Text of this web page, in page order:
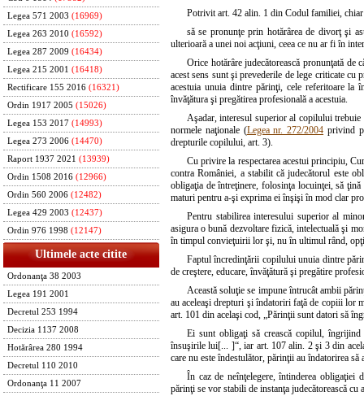
Legea 571 2003 (16969)
Legea 263 2010 (16592)
Legea 287 2009 (16434)
Legea 215 2001 (16418)
Rectificare 155 2016 (16321)
Ordin 1917 2005 (15026)
Legea 153 2017 (14993)
Legea 273 2006 (14470)
Raport 1937 2021 (13939)
Ordin 1508 2016 (12966)
Ordin 560 2006 (12482)
Legea 429 2003 (12437)
Ordin 976 1998 (12147)
Ultimele acte citite
Ordonanţa 38 2003
Legea 191 2001
Decretul 253 1994
Decizia 1137 2008
Hotărârea 280 1994
Decretul 110 2010
Ordonanţa 11 2007
Potrivit art. 42 alin. 1 din Codul familiei, chiar
să se pronunţe prin hotărârea de divorţ şi
ulterioară a unei noi acţiuni, ceea ce nu ar fi în
Orice hotărâre judecătorească pronunţată
acest sens sunt şi prevederile de lege criticate
acestuia unuia dintre părinţi, cele referitoare la
învăţătura şi pregătirea profesională a acestuia.
Aşadar, interesul superior al copilului
normele naţionale (Legea nr. 272/2004 privind
drepturile copilului, art. 3).
Cu privire la respectarea acestui principiu,
contra României, a stabilit că judecătorul este
obligaţia de întreţinere, folosinţa locuinţei, să
maturi pentru a-şi exprima ei înşişi în mod clar
Pentru stabilirea interesului superior al
asigura o bună dezvoltare fizică, intelectuală şi
în timpul convieţuirii lor şi, nu în ultimul rând,
Faptul încredinţării copilului unuia dintre
de creştere, educare, învăţătură şi pregătire
Această soluţie se impune întrucât ambii
au aceleaşi drepturi şi îndatoriri faţă de copiii lor
art. 101 din acelaşi cod, „Părinţii sunt datori să
Ei sunt obligaţi să crească copilul, îngrijind
însuşirile lui[... ]“, iar art. 107 alin. 2 şi 3 din
care nu este îndestulător, părinţii au îndatorirea să
În caz de neînţelegere, întinderea
părinţi se vor stabili de instanţa judecătorească cu